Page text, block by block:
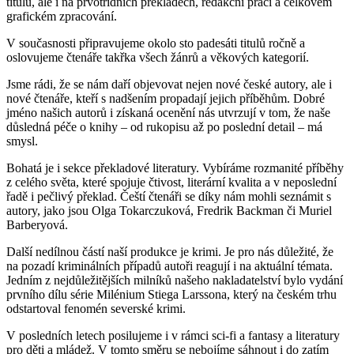
grafickém zpracování.
V současnosti připravujeme okolo sto padesáti titulů ročně a
oslovujeme čtenáře takřka všech žánrů a věkových kategorií.
Jsme rádi, že se nám daří objevovat nejen nové české autory, ale i
nové čtenáře, kteří s nadšením propadají jejich příběhům. Dobré
jméno našich autorů i získaná ocenění nás utvrzují v tom, že naše
důsledná péče o knihy – od rukopisu až po poslední detail – má
smysl.
Bohatá je i sekce překladové literatury. Vybíráme rozmanité příběhy
z celého světa, které spojuje čtivost, literární kvalita a v neposlední
řadě i pečlivý překlad. Čeští čtenáři se díky nám mohli seznámit s
autory, jako jsou Olga Tokarczuková, Fredrik Backman či Muriel
Barberyová.
Další nedílnou částí naší produkce je krimi. Je pro nás důležité, že
na pozadí kriminálních případů autoři reagují i na aktuální témata.
Jedním z nejdůležitějších milníků našeho nakladatelství bylo vydání
prvního dílu série Milénium Stiega Larssona, který na českém trhu
odstartoval fenomén severské krimi.
V posledních letech posilujeme i v rámci sci-fi a fantasy a literatury
pro děti a mládež. V tomto směru se nebojíme sáhnout i do zatím